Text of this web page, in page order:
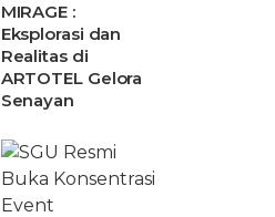
MIRAGE :
Eksplorasi dan
Realitas di
ARTOTEL Gelora
Senayan